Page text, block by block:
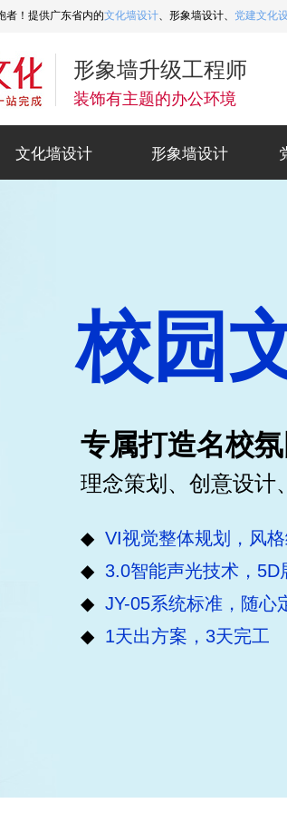
形象墙升级工程师
装饰有主题的办公环境
者！提供广东省内的文化墙设计、形象墙设计、 党建文化
文化墙设计 形象墙设计
校园
专属打造名校氛
理念策划、创意设计
◆ VI视觉整体规划，风
◆ 3.0智能声光技术，5D
◆ JY-05系统标准，随心
◆ 1天出方案，3天完工
文化墙
墙展现
展现：打造现代美学经典
计团队，多维立体策划
建平台支持
装团队，专业资质认证
保障，追踪各个环节